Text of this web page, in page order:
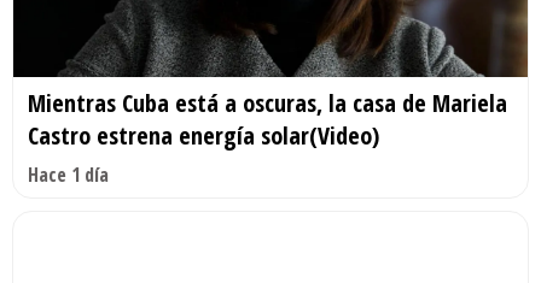
Mientras Cuba está a oscuras, la casa de Mariela
Castro estrena energía solar(Video)
Hace 1 día